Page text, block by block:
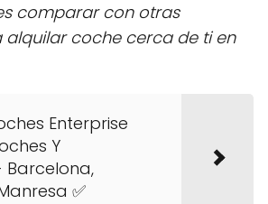
comparar con otras
alquilar coche cerca de ti en
Enterprise
Y
Barcelona,
✅